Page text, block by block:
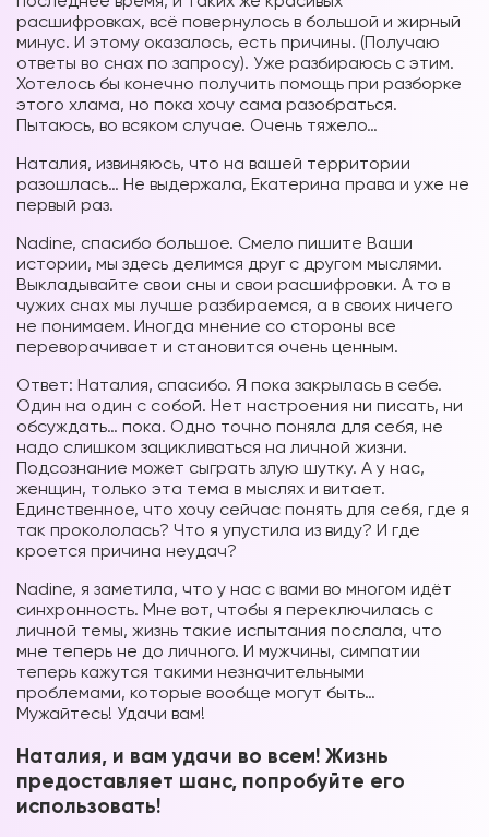
расшифровках, всё повернулось в большой и жирный
минус. И этому оказалось, есть причины. (Получаю
ответы во снах по запросу). Уже разбираюсь с этим.
Хотелось бы конечно получить помощь при разборке
этого хлама, но пока хочу сама разобраться.
Пытаюсь, во всяком случае. Очень тяжело…
Наталия, извиняюсь, что на вашей территории
разошлась… Не выдержала, Екатерина права и уже не
первый раз.
Nadine, спасибо большое. Смело пишите Ваши
истории, мы здесь делимся друг с другом мыслями.
Выкладывайте свои сны и свои расшифровки. А то в
чужих снах мы лучше разбираемся, а в своих ничего
не понимаем. Иногда мнение со стороны все
переворачивает и становится очень ценным.
Ответ: Наталия, спасибо. Я пока закрылась в себе.
Один на один с собой. Нет настроения ни писать, ни
обсуждать… пока. Одно точно поняла для себя, не
надо слишком зацикливаться на личной жизни.
Подсознание может сыграть злую шутку. А у нас,
женщин, только эта тема в мыслях и витает.
Единственное, что хочу сейчас понять для себя, где я
так прокололась? Что я упустила из виду? И где
кроется причина неудач?
Nadine, я заметила, что у нас с вами во многом идёт
синхронность. Мне вот, чтобы я переключилась с
личной темы, жизнь такие испытания послала, что
мне теперь не до личного. И мужчины, симпатии
теперь кажутся такими незначительными
проблемами, которые вообще могут быть…
Мужайтесь! Удачи вам!
Наталия, и вам удачи во всем! Жизнь
предоставляет шанс, попробуйте его
использовать!